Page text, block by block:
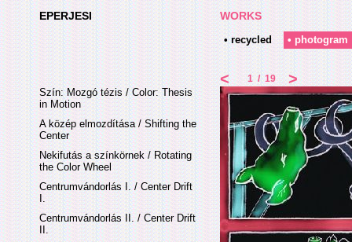
EPERJESI WORKS
• recycled • photogram
Szín: Mozgó tézis / Color: Thesis
in Motion
A közép elmozdítása / Shifting the
Center
Nekifutás a színkörnek / Rotating
the Color Wheel
Centrumvándorlás I. / Center Drift
I.
Centrumvándorlás II. / Center Drift
II.
< 1 / 19 >